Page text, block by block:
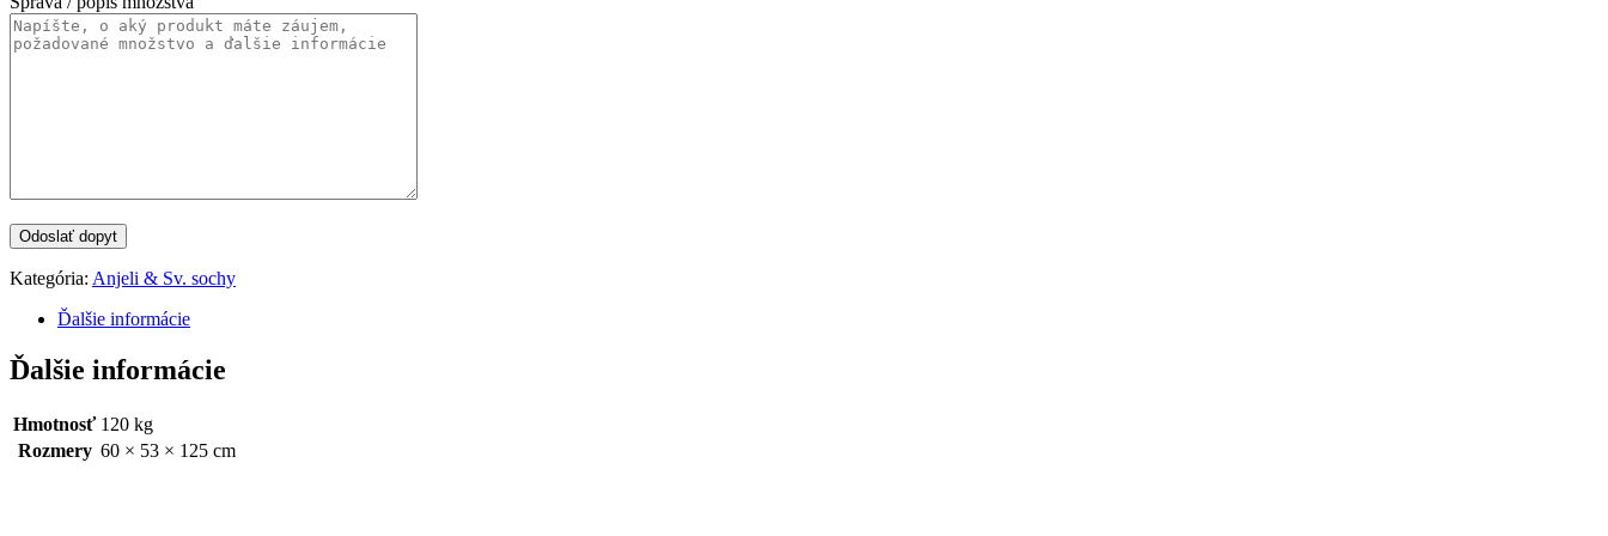
Kategória: Anjeli & Sv. sochy
Ďalšie informácie
Ďalšie informácie
Hmotnosť 120 kg
Rozmery 60 × 53 × 125 cm